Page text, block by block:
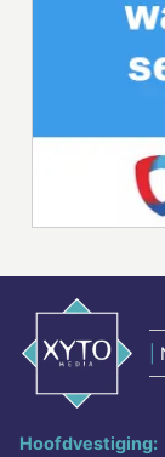
Hoofdvestiging: